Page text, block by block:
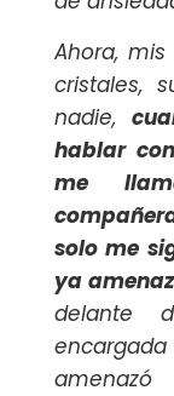
Ahora,
cristales,
nadie,
hablar
me
solo me
ya
delante